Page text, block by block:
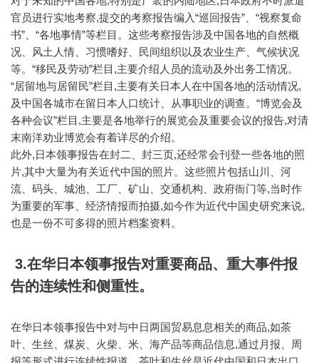
官员进行实地考察,提交的考察报告编入“巡回报告”、“视察复命
书”、“各地事情”等栏目。这些考察报告涉及中国各地的自然概
况、风土人情、习惯嗜好、民间组织以及农业生产、气候状况
等。“移民及劳动”栏目,主要介绍人员的流动及外出务工情况。
“居留地与居留民”栏目,主要有关日本人在中国各地的活动情况,
及中国各城市在留日本人口统计、从事职业的调查。“博览会及
各种会议”栏目,主要是各地举行的展览会及重要会议的报告,对清
末南洋劝业博览会有着详尽的介绍。
此外,日本领事报告在封二、封三页,还经常会刊登一些各地的照
片,其中大量为有关近代中国的照片。这些照片包括山川、河
流、码头、城池、工厂、矿山、交通机构、政府衙门等,当时作
为重要的军事、经济情报而拍摄,如今作为近代中国史研究来说,
也是一份不可多得的照片档案资料。
3.在华日本领事报告对重要商品、重大事件报
告的连续性和侧重性。
在华日本领事报告中对与中日两国贸易息息相关的商品,如茶
叶、生丝、煤炭、火柴、米、海产品等商品信息,通过月报、周